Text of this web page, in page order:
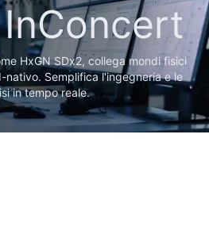
HxGN SDx2, collega mondi fisici
nativo. Semplifica l'ingegneria e le
in tempo reale.